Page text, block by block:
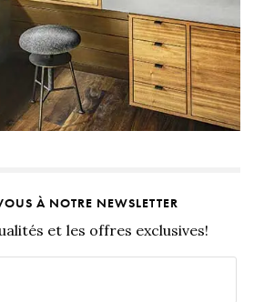
À NOTRE NEWSLETTER
et les offres exclusives!